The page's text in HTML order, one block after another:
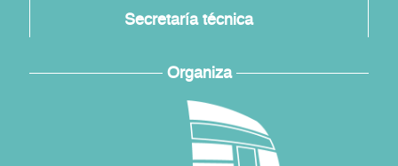
Secretaría técnica
Organiza